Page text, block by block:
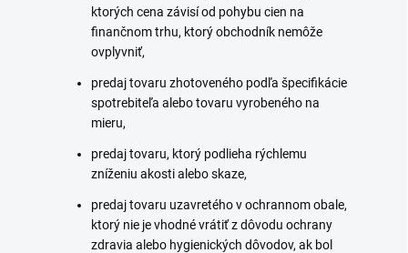
ktorých cena závisí od pohybu cien na
finančnom trhu, ktorý obchodník nemôže
ovplyvniť,
predaj tovaru zhotoveného podľa špecifikácie
spotrebiteľa alebo tovaru vyrobeného na
mieru,
predaj tovaru, ktorý podlieha rýchlemu
zníženiu akosti alebo skaze,
predaj tovaru uzavretého v ochrannom obale,
ktorý nie je vhodné vrátiť z dôvodu ochrany
zdravia alebo hygienických dôvodov, ak bol